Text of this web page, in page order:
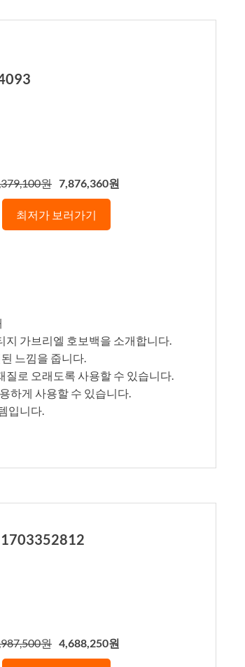
원 7,876,360원
최저가 보러가기
가브리엘 호보백을 소개합니다.
느낌을 줍니다.
로 오래도록 사용할 수 있습니다.
하게 사용할 수 있습니다.
입니다.
1703352812
원 4,688,250원